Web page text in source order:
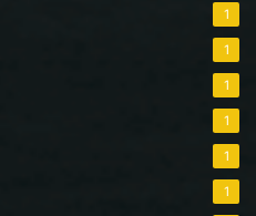
1
1
1
1
1
1